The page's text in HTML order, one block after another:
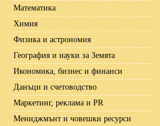
Математика
Химия
Физика и астрономия
География и науки за Земята
Икономика, бизнес и финанси
Данъци и счетоводство
Маркетинг, реклама и PR
Мениджмънт и човешки ресурси